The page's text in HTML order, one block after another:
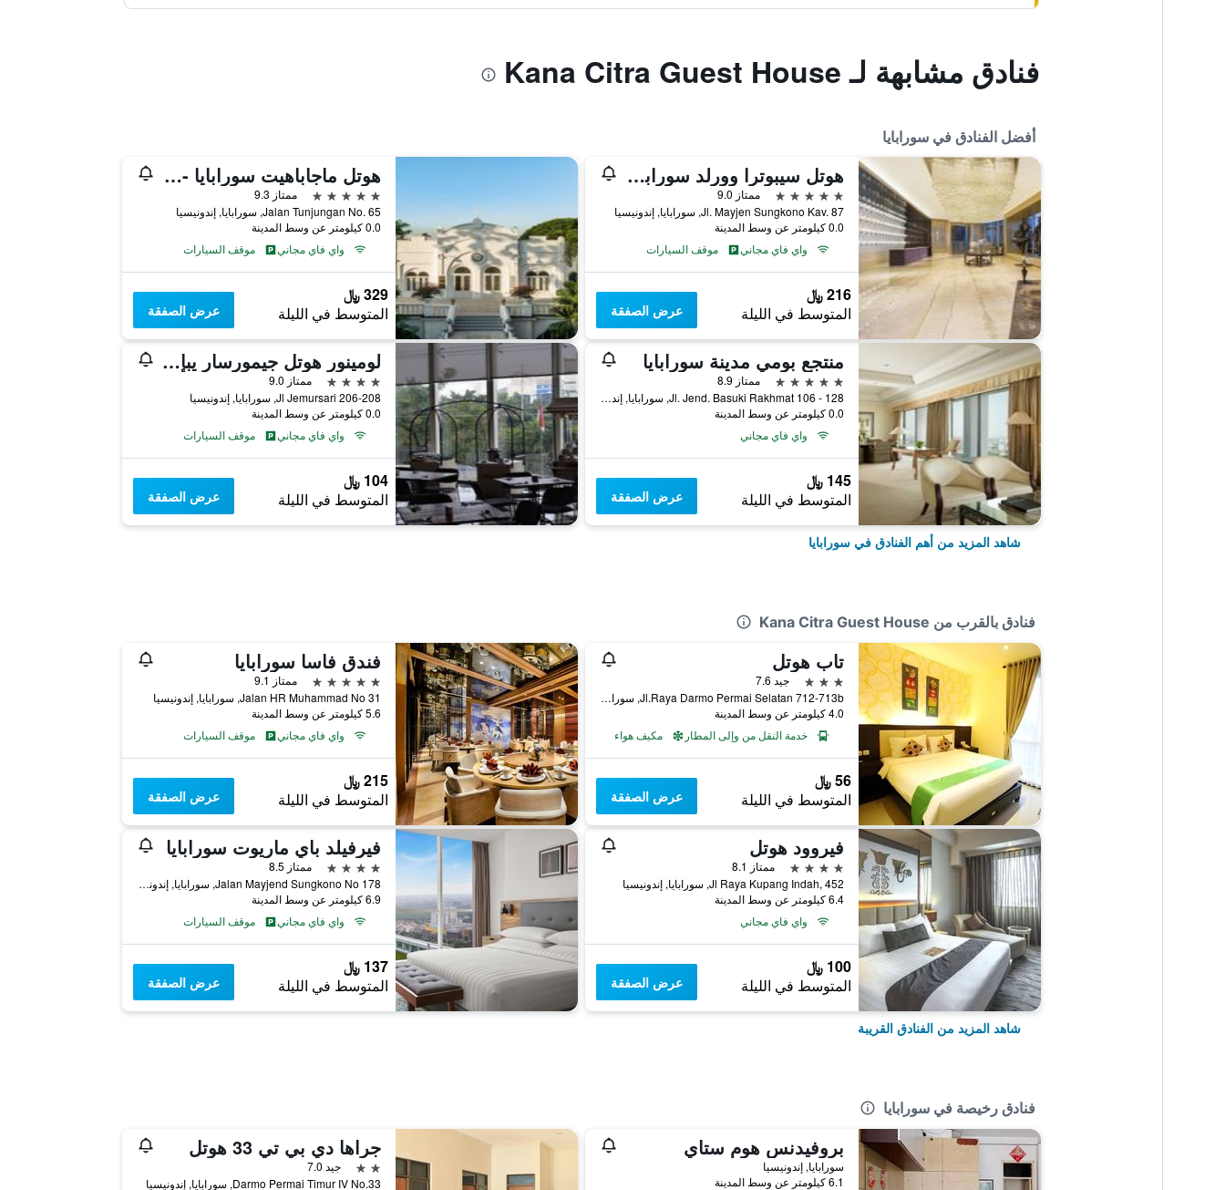
فنادق مشابهة لـ Kana Citra Guest House
أفضل الفنادق في سورابايا
هوتل سيبوترا وورلد سورابايا مانيجد باي سويس بلهوتل إنترناشونال
5 نجوم
ممتاز 9.0
Jl. Mayjen Sungkono Kav. 87, سورابايا, إندونيسيا
0.0 كيلومتر عن وسط المدينة
واي فاي مجاني
موقف السيارات
216 ﷼
المتوسط في الليلة عرض الصفقة
هوتل ماجاباهيت سورابايا - إم جالاري
5 نجوم
ممتاز 9.3
Jalan Tunjungan No. 65, سورابايا, إندونيسيا
0.0 كيلومتر عن وسط المدينة
واي فاي مجاني
موقف السيارات
329 ﷼
المتوسط في الليلة عرض الصفقة
منتجع بومي مدينة سورابايا
5 نجوم
ممتاز 8.9
Jl. Jend. Basuki Rakhmat 106 - 128, سورابايا, إندونيسيا
0.0 كيلومتر عن وسط المدينة
واي فاي مجاني
145 ﷼
المتوسط في الليلة عرض الصفقة
لومينور هوتل جيمورسار يبإي اوش
4 نجوم
ممتاز 9.0
Jl Jemursari 206-208, سورابايا, إندونيسيا
0.0 كيلومتر عن وسط المدينة
واي فاي مجاني
موقف السيارات
104 ﷼
المتوسط في الليلة عرض الصفقة
شاهد المزيد من أهم الفنادق في سورابايا
فنادق بالقرب من Kana Citra Guest House
تاب هوتل
3 نجوم
جيد 7.6
Jl.Raya Darmo Permai Selatan 712-713b, سورابايا, إندونيسيا
4.0 كيلومتر عن وسط المدينة
خدمة النقل من وإلى المطار
مكيف هواء
56 ﷼
المتوسط في الليلة عرض الصفقة
فندق فاسا سورابايا
5 نجوم
ممتاز 9.1
Jalan HR Muhammad No 31, سورابايا, إندونيسيا
5.6 كيلومتر عن وسط المدينة
واي فاي مجاني
موقف السيارات
215 ﷼
المتوسط في الليلة عرض الصفقة
فيروود هوتل
4 نجوم
ممتاز 8.1
Jl Raya Kupang Indah, 452, سورابايا, إندونيسيا
6.4 كيلومتر عن وسط المدينة
واي فاي مجاني
100 ﷼
المتوسط في الليلة عرض الصفقة
فيرفيلد باي ماريوت سورابايا
4 نجوم
ممتاز 8.5
Jalan Mayjend Sungkono No 178, سورابايا, إندونيسيا
6.9 كيلومتر عن وسط المدينة
واي فاي مجاني
موقف السيارات
137 ﷼
المتوسط في الليلة عرض الصفقة
شاهد المزيد من الفنادق القريبة
فنادق رخيصة في سورابايا
بروفيدنس هوم ستاي
سورابايا, إندونيسيا
6.1 كيلومتر عن وسط المدينة
جراها دي بي تي 33 هوتل
2 نجمتين
جيد 7.0
Darmo Permai Timur IV No.33, سورابايا, إندونيسيا